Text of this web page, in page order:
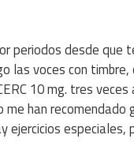
periodos desde que
las voces con
10 mg. tres
han recomendado
ejercicios especiales,